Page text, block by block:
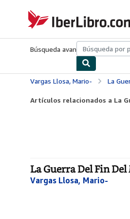
IberLibro.com
Búsqueda avanzadaColecciones
Vargas Llosa, Mario- La
Artículos relacionados a La
La Guerra Del Fin
Vargas Llosa, Mario-